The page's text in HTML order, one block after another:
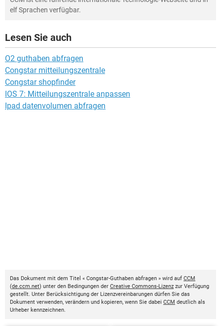
elf Sprachen verfügbar.
Lesen Sie auch
O2 guthaben abfragen
Congstar mitteilungszentrale
Congstar shopfinder
IOS 7: Mitteilungszentrale anpassen
Ipad datenvolumen abfragen
Das Dokument mit dem Titel « Congstar-Guthaben abfragen » wird auf CCM
(de.ccm.net) unter den Bedingungen der Creative Commons-Lizenz zur Verfügung
gestellt. Unter Berücksichtigung der Lizenzvereinbarungen dürfen Sie das
Dokument verwenden, verändern und kopieren, wenn Sie dabei CCM deutlich als
Urheber kennzeichnen.